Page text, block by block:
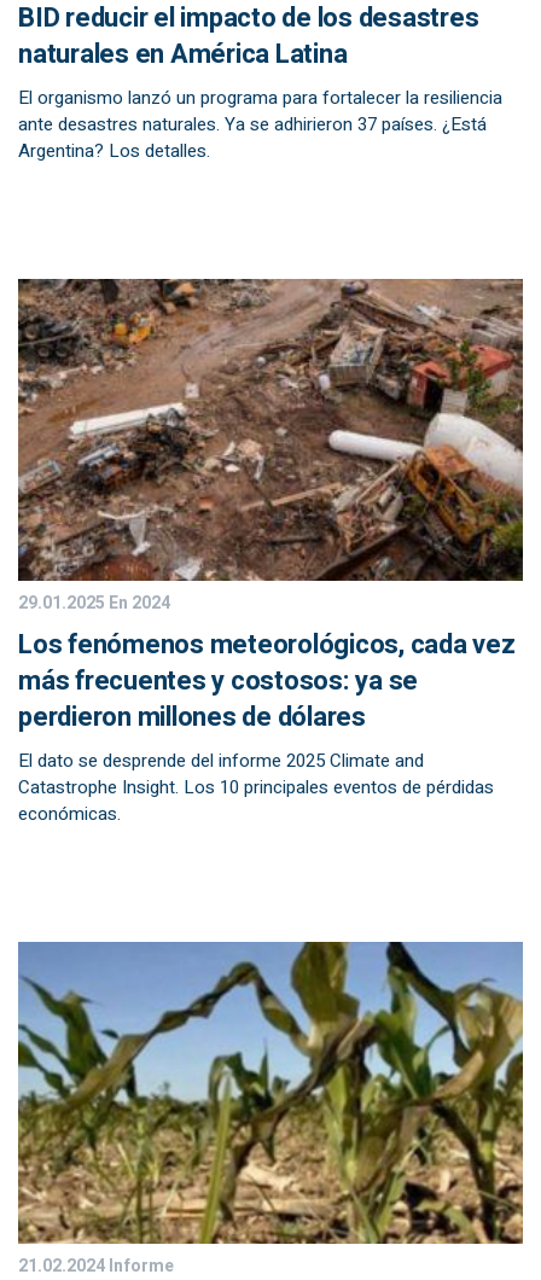
BID reducir el impacto de los desastres
naturales en América Latina
El organismo lanzó un programa para fortalecer la resiliencia
ante desastres naturales. Ya se adhirieron 37 países. ¿Está
Argentina? Los detalles.
29.01.2025 En 2024
Los fenómenos meteorológicos, cada vez
más frecuentes y costosos: ya se
perdieron millones de dólares
El dato se desprende del informe 2025 Climate and
Catastrophe Insight. Los 10 principales eventos de pérdidas
económicas.
21.02.2024Informe